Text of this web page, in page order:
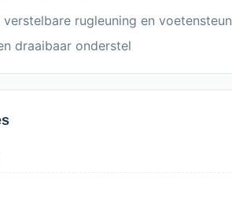
verstelbare rugleuning en voetensteun
draaibaar onderstel